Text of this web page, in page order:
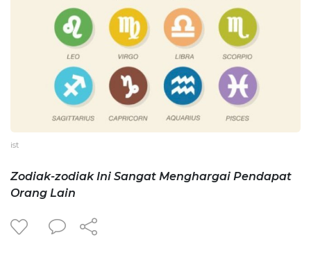
ist
Zodiak-zodiak Ini Sangat Menghargai Pendapat
Orang Lain